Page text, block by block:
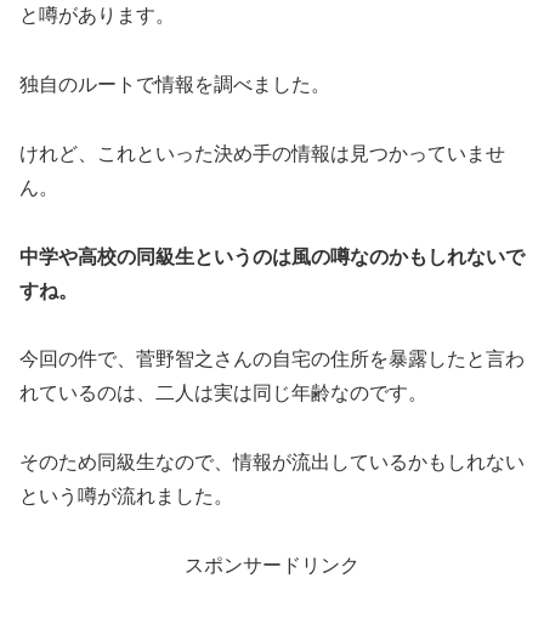
と噂があります。
独自のルートで情報を調べました。
けれど、これといった決め手の情報は見つかっていませ
ん。
中学や高校の同級生というのは風の噂なのかもしれないで
すね。
今回の件で、菅野智之さんの自宅の住所を暴露したと言わ
れているのは、二人は実は同じ年齢なのです。
そのため同級生なので、情報が流出しているかもしれない
という噂が流れました。
スポンサードリンク